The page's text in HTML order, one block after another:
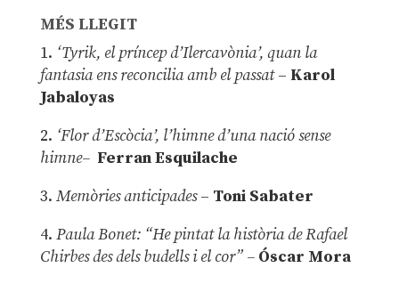
MÉS LLEGIT
1. ‘Tyrik, el príncep d’Ilercavònia’, quan la
fantasia ens reconcilia amb el passat– Karol
Jabaloyas
2. ‘Flor d’Escòcia’, l’himne d’una nació sense
himne– Ferran Esquilache
3. Memòries anticipades– Toni Sabater
4. Paula Bonet: “He pintat la història de Rafael
Chirbes des dels budells i el cor” –Óscar Mora